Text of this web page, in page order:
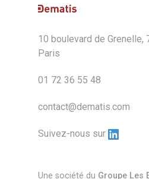
10 boulevard de Grenelle,
Paris
01 72 36 55 48
contact@dematis.com
Suivez-nous sur
Une société du Groupe Les